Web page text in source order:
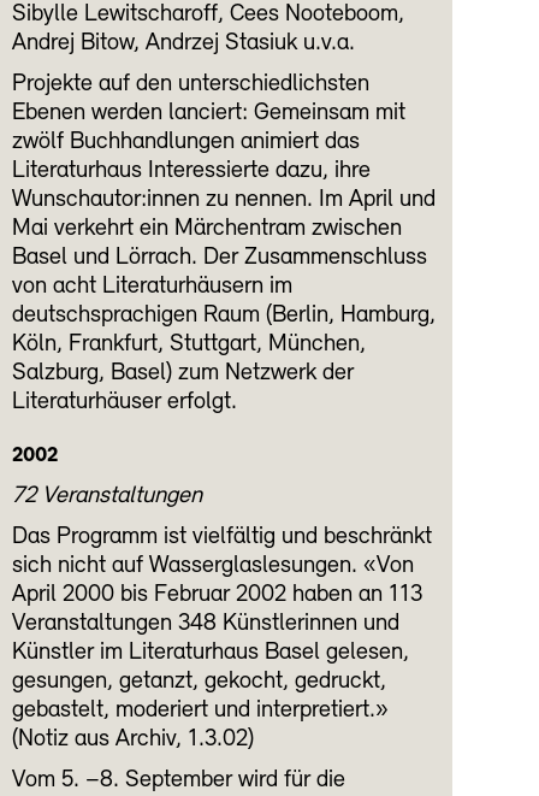
Sibylle Lewitscharoff, Cees Nooteboom,
Andrej Bitow, Andrzej Stasiuk u.v.a.
Projekte auf den unterschiedlichsten
Ebenen werden lanciert: Gemeinsam mit
zwölf Buchhandlungen animiert das
Literaturhaus Interessierte dazu, ihre
Wunschautor:innen zu nennen. Im April und
Mai verkehrt ein Märchentram zwischen
Basel und Lörrach. Der Zusammenschluss
von acht Literaturhäusern im
deutschsprachigen Raum (Berlin, Hamburg,
Köln, Frankfurt, Stuttgart, München,
Salzburg, Basel) zum Netzwerk der
Literaturhäuser erfolgt.
2002
72 Veranstaltungen
Das Programm ist vielfältig und beschränkt
sich nicht auf Wasserglaslesungen. «Von
April 2000 bis Februar 2002 haben an 113
Veranstaltungen 348 Künstlerinnen und
Künstler im Literaturhaus Basel gelesen,
gesungen, getanzt, gekocht, gedruckt,
gebastelt, moderiert und interpretiert.»
(Notiz aus Archiv, 1.3.02)
Vom 5. –8. September wird für die